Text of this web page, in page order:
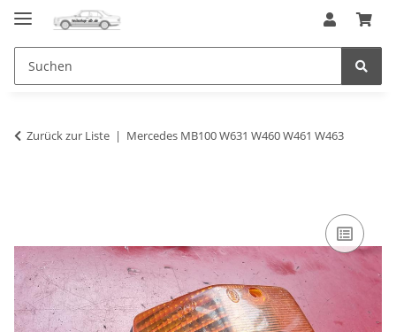
Zurück zur Liste Mercedes MB100 W631 W460 W461 W463